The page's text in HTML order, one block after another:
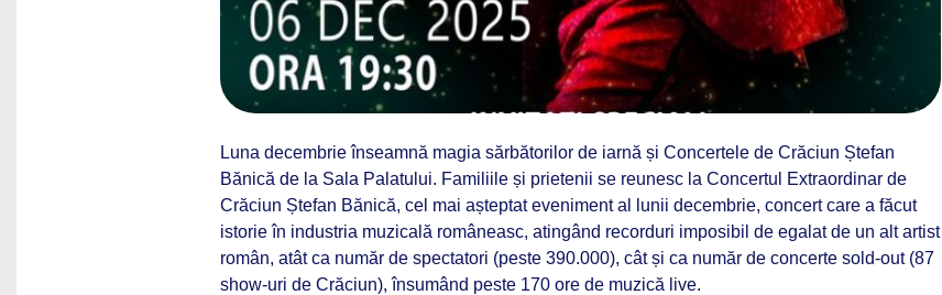
Luna decembrie înseamnă magia sărbătorilor de iarnă și Concertele de Crăciun Ștefan
Bănică de la Sala Palatului. Familiile și prietenii se reunesc la Concertul Extraordinar de
Crăciun Ștefan Bănică, cel mai așteptat eveniment al lunii decembrie, concert care a făcut
istorie în industria muzicală româneasc, atingând recorduri imposibil de egalat de un alt artist
român, atât ca număr de spectatori (peste 390.000), cât și ca număr de concerte sold-out (87
show-uri de Crăciun), însumând peste 170 ore de muzică live.